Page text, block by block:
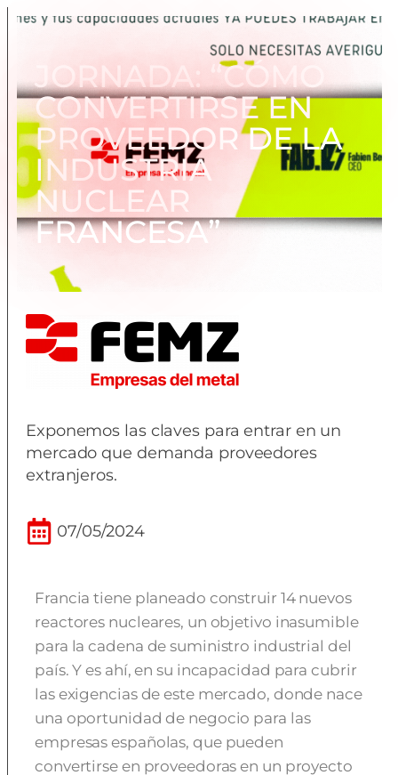
JORNADA: “CÓMO
CONVERTIRSE EN
PROVEEDOR DE LA
INDUSTRIA
NUCLEAR
FRANCESA”
Exponemos las claves para entrar en un
mercado que demanda proveedores
extranjeros.
07/05/2024
Francia tiene planeado construir 14 nuevos
reactores nucleares, un objetivo inasumible
para la cadena de suministro industrial del
país. Y es ahí, en su incapacidad para cubrir
las exigencias de este mercado, donde nace
una oportunidad de negocio para las
empresas españolas, que pueden
convertirse en proveedoras en un proyecto